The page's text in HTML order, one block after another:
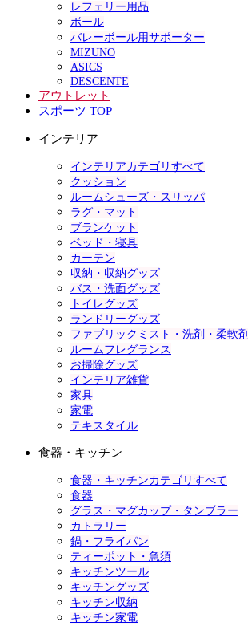
レフェリー用品
ボール
バレーボール用サポーター
MIZUNO
ASICS
DESCENTE
アウトレット
スポーツ TOP
インテリア
インテリアカテゴリすべて
クッション
ルームシューズ・スリッパ
ラグ・マット
ブランケット
ベッド・寝具
カーテン
収納・収納グッズ
バス・洗面グッズ
トイレグッズ
ランドリーグッズ
ファブリックミスト・洗剤・柔軟剤
ルームフレグランス
お掃除グッズ
インテリア雑貨
家具
家電
テキスタイル
食器・キッチン
食器・キッチンカテゴリすべて
食器
グラス・マグカップ・タンブラー
カトラリー
鍋・フライパン
ティーポット・急須
キッチンツール
キッチングッズ
キッチン収納
キッチン家電